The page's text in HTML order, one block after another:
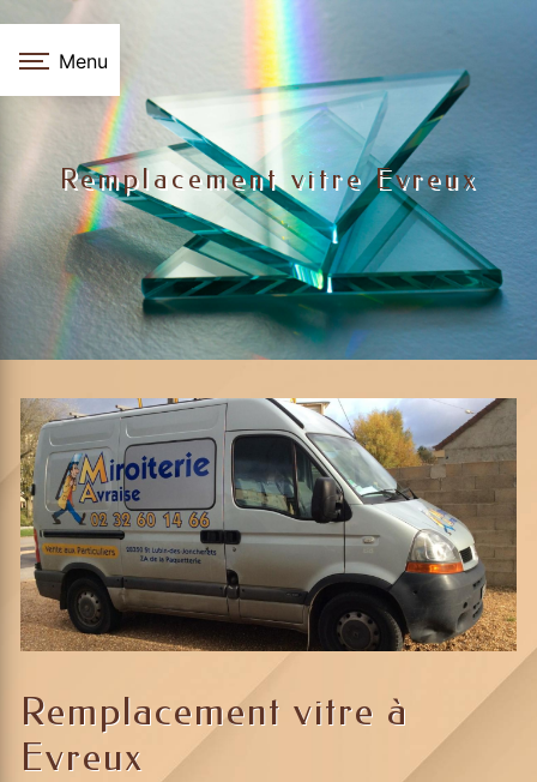
Panneau de gestion des cookies
Menu
Remplacement vitre Evreux
Remplacement vitre à
Evreux